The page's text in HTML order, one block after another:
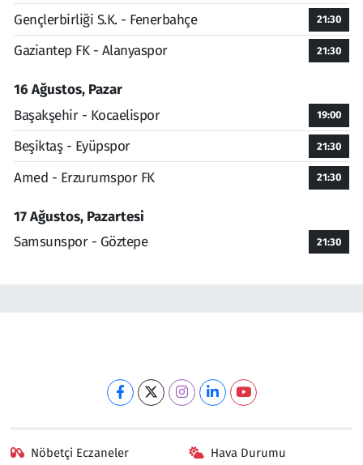
Gençlerbirliği S.K. - Fenerbahçe 21:30
Gaziantep FK - Alanyaspor 21:30
16 Ağustos, Pazar
Başakşehir - Kocaelispor
19:00
Beşiktaş - Eyüpspor 21:30
Amed - Erzurumspor FK 21:30
17 Ağustos, Pazartesi
Samsunspor - Göztepe
21:30
Nöbetçi Eczaneler Hava Durumu